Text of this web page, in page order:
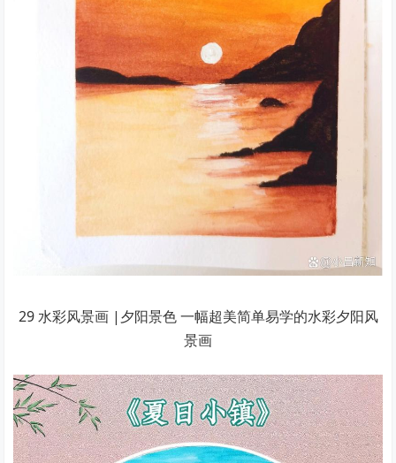
29 水彩风景画 |夕阳景色 一幅超美简单易学的水彩夕阳风
景画